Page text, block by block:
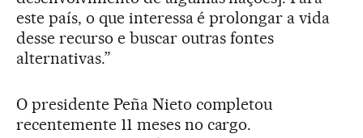
este país, o que interessa é prolongar a vida
desse recurso e buscar outras fontes
alternativas.”
O presidente Peña Nieto completou
recentemente 11 meses no cargo.